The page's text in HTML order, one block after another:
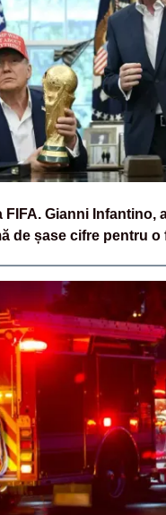
Gianni Infantino,
de șase cifre pentru o